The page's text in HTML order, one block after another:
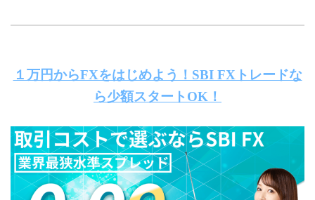
１万円からFXをはじめよう！SBI FXトレードな
ら少額スタートOK！